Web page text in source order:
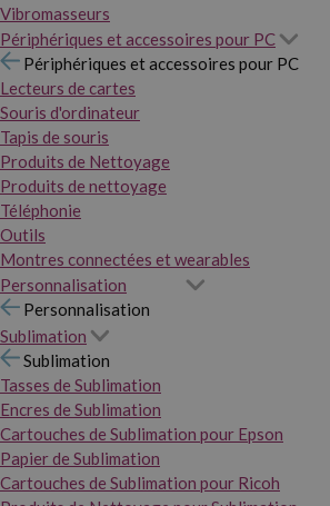
Vibromasseurs
Périphériques et accessoires pour PC
Périphériques et accessoires pour PC
Lecteurs de cartes
Souris d'ordinateur
Tapis de souris
Produits de Nettoyage
Produits de nettoyage
Téléphonie
Outils
Montres connectées et wearables
Personnalisation
Personnalisation
Sublimation
Sublimation
Tasses de Sublimation
Encres de Sublimation
Cartouches de Sublimation pour Epson
Papier de Sublimation
Cartouches de Sublimation pour Ricoh